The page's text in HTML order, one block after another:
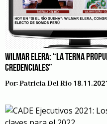
WILMAR ELERA: “LA TERNA
CREDENCIALES”
Por:Patricia Del Rio